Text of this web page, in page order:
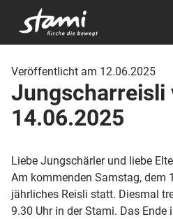
Veröffentlicht am 12.06.2025
Jungscharreisli
14.06.2025
Liebe Jungschärler und liebe
Am kommenden Samstag, dem
jährliches Reisli statt. Diesmal
9.30 Uhr in der Stami. Das